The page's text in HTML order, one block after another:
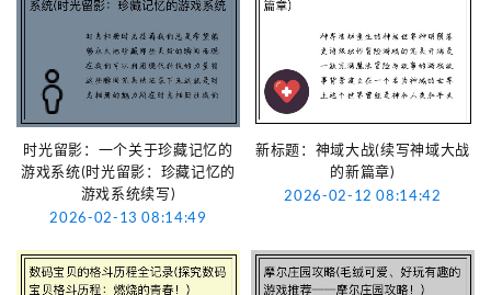
时光留影：一个关于珍藏记忆的
游戏系统(时光留影：珍藏记忆的
游戏系统续写)
2026-02-13 08:14:49
新标题：神域大战(续写神域大战
的新篇章)
2026-02-12 08:14:42